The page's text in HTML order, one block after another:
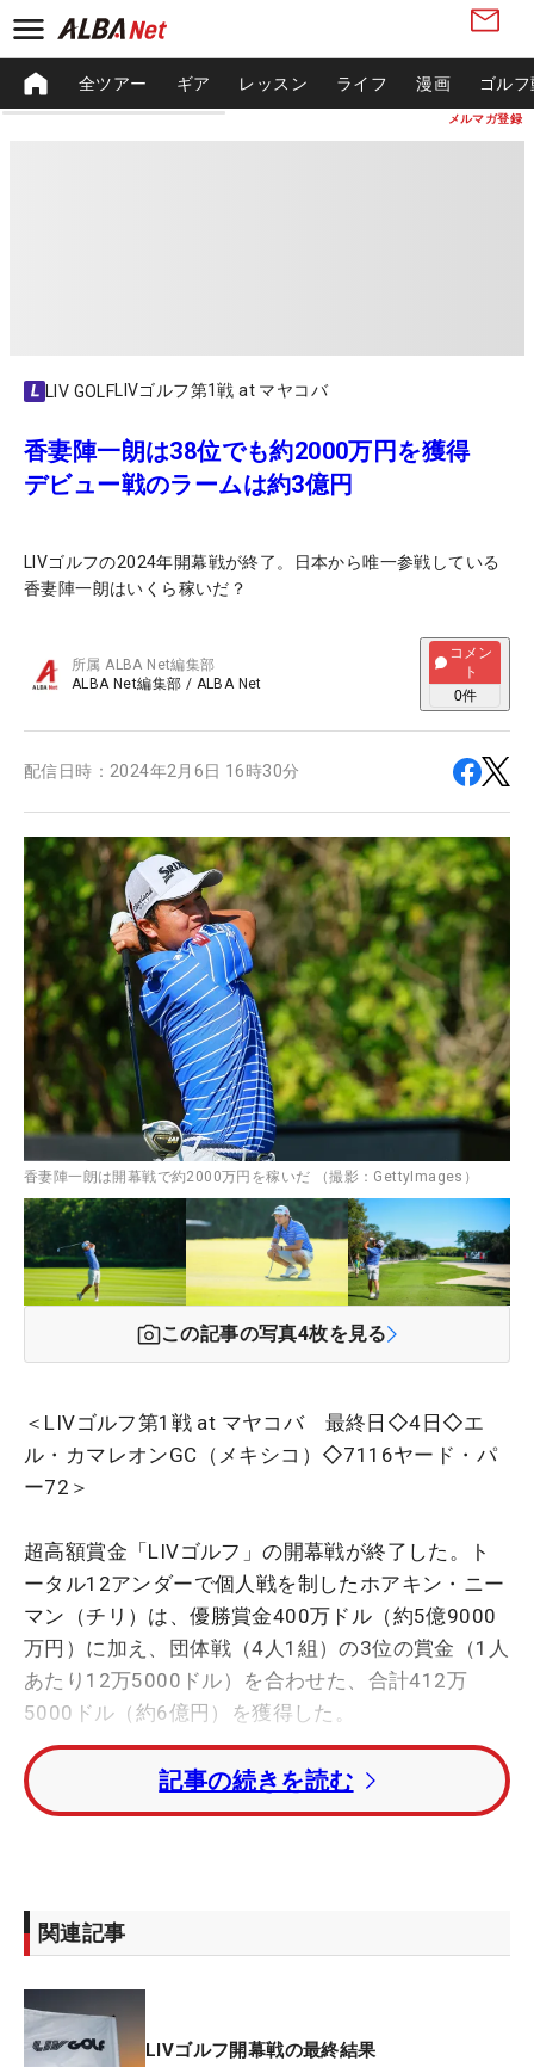
メルマガ登録
全ツアー ギア レッスン ライフ 漫画 ゴル
LIV GOLFLIVゴルフ第1戦 at マヤコバ
香妻陣一朗は38位でも約2000万円を獲得
デビュー戦のラームは約3億円
LIVゴルフの2024年開幕戦が終了。日本から唯一参戦している
香妻陣一朗はいくら稼いだ？
所属ALBA Net編集部
ALBA Net編集部 / ALBA Net
コメン
ト
0件
配信日時： 2024年2月6日 16時30分
香妻陣一朗は開幕戦で約2000万円を稼いだ （撮影：GettyImages）
この記事の写真4枚を見る
＜LIVゴルフ第1戦 at マヤコバ 最終日◇4日◇エ
ル・カマレオンGC（メキシコ）◇7116ヤード・パ
ー72＞
超高額賞金「LIVゴルフ」の開幕戦が終了した。ト
ータル12アンダーで個人戦を制したホアキン・ニー
マン（チリ）は、優勝賞金400万ドル（約5億9000
万円）に加え、団体戦（4人1組）の3位の賞金（1人
あたり12万5000ドル）を合わせた、合計412万
5000ドル（約6億円）を獲得した。
LIVゴルフのデビュー戦となったジョン・ラーム
（スペイン）はトータル10アンダー・3位タイに入
が優勝し、1人あたり75万ドル（約1億1500万円）
を得たため、合計で200万ドル（約3億円）を得た。
日本勢で唯一参戦した香妻陣一朗はトータル・3オ
ーバー38位タイに入り、13万5,200ドル（約2,000
記事の続きを読む
関連記事
LIVゴルフ開幕戦の最終結果